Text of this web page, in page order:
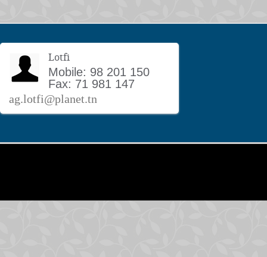
Lotfi
Mobile: 98 201 150
Fax: 71 981 147
ag.lotfi@planet.tn